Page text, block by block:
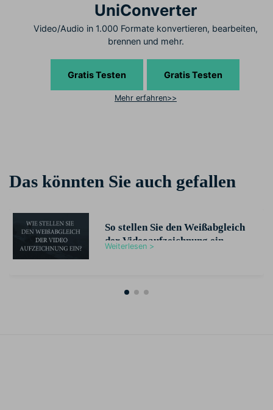
UniConverter
Video/Audio in 1.000 Formate konvertieren, bearbeiten,
brennen und mehr.
Gratis Testen Gratis Testen
Mehr erfahren>>
Das könnten Sie auch gefallen
So stellen Sie den Weißabgleich
der Videoaufzeichnung ein
Weiterlesen >